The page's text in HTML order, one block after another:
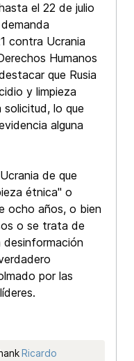
el 22 de julio
contra Ucrania
Humanos
que Rusia
y limpieza
lo que
alguna
de que
étnica" o
ocho años, o bien
o se trata de
desinformación
por las
Ricardo